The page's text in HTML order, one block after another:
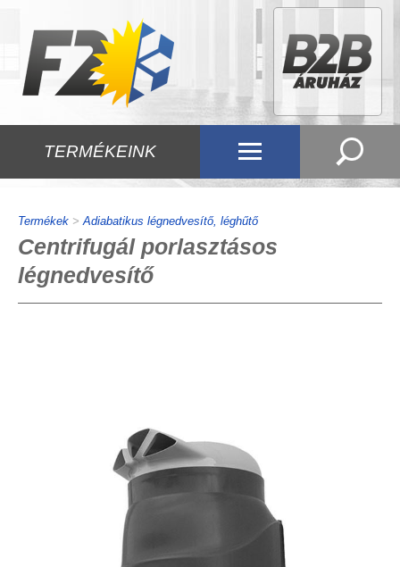
TERMÉKEINK
Termékek >Adiabatikus légnedvesítő, léghűtő
Centrifugál porlasztásos
légnedvesítő